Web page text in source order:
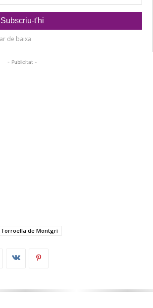
- Publicitat -
Torroella de Montgrí